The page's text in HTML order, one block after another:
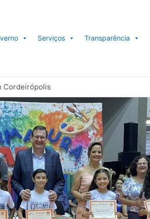
Serviços Transparência
Cordeirópolis